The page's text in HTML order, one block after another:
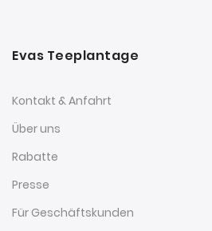
Evas Teeplantage
Kontakt & Anfahrt
Über uns
Rabatte
Presse
Für Geschäftskunden